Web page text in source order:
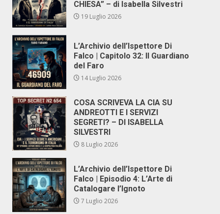
CHIESA” – di Isabella Silvestri
19 Luglio 2026
L’Archivio dell’Ispettore Di
Falco | Capitolo 32: Il Guardiano
del Faro
14 Luglio 2026
COSA SCRIVEVA LA CIA SU
ANDREOTTI E I SERVIZI
SEGRETI? – DI ISABELLA
SILVESTRI
8 Luglio 2026
L’Archivio dell’Ispettore Di
Falco | Episodio 4: L’Arte di
Catalogare l’Ignoto
7 Luglio 2026